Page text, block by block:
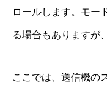
ロールします。モー
る場合もありますが
ここでは、送信機の